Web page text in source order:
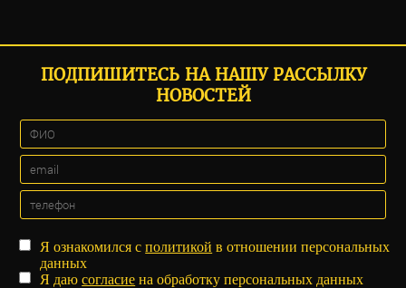
ПОДПИШИТЕСЬ НА НАШУ РАССЫЛКУ
НОВОСТЕЙ
Я ознакомился сполитикой в отношении персональных
данных
Я даюсогласие на обработку персональных данных